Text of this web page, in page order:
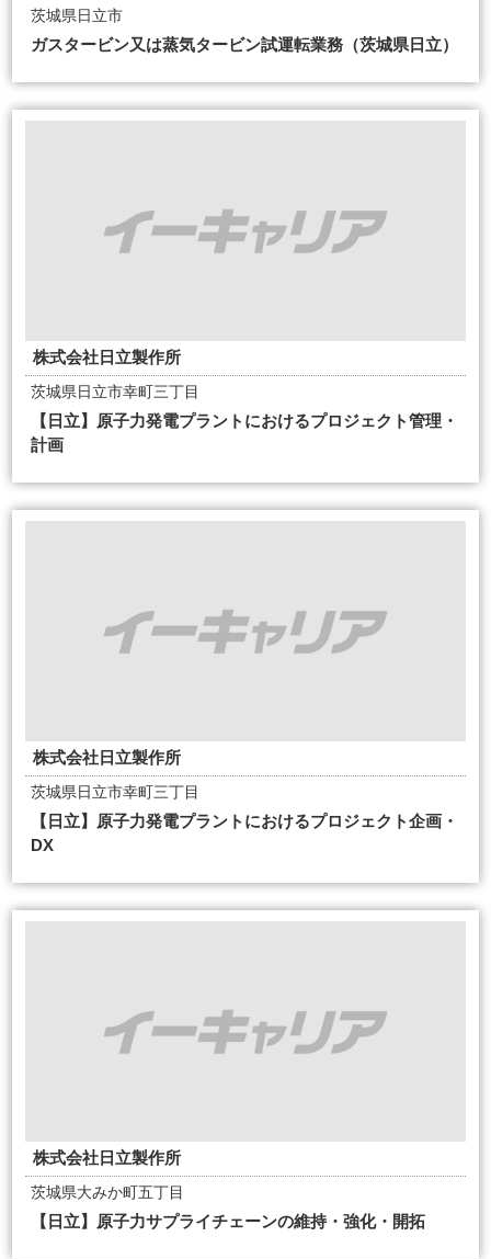
茨城県日立市
ガスタービン又は蒸気タービン試運転業務（茨城県日立）
株式会社日立製作所
茨城県日立市幸町三丁目
【日立】原子力発電プラントにおけるプロジェクト管理・
計画
株式会社日立製作所
茨城県日立市幸町三丁目
【日立】原子力発電プラントにおけるプロジェクト企画・
DX
株式会社日立製作所
茨城県大みか町五丁目
【日立】原子力サプライチェーンの維持・強化・開拓